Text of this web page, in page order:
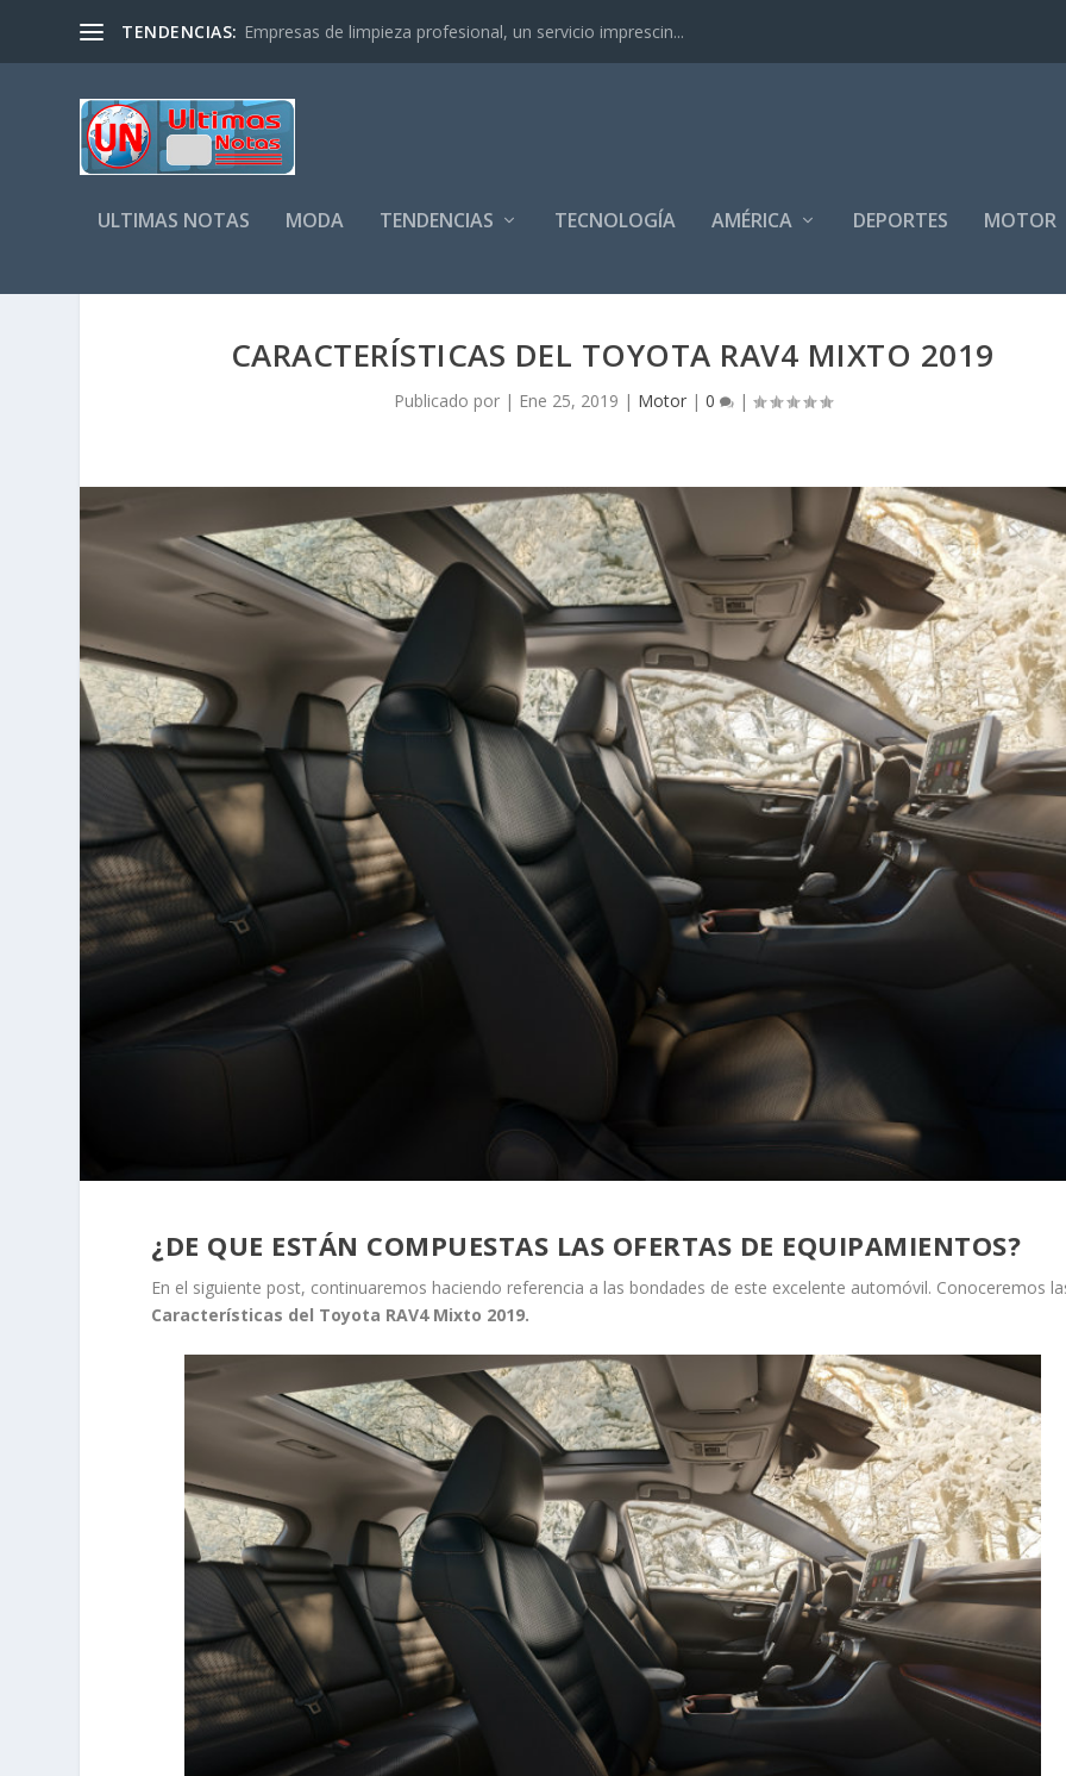
TENDENCIAS: Empresas de limpieza profesional, un servicio imprescin...
ULTIMAS NOTAS MODA TENDENCIAS TECNOLOGÍA AMÉRICA DEPORTES MOTOR
CARACTERÍSTICAS DEL TOYOTA RAV4 MIXTO 2019
Publicado por | Ene 25, 2019 | Motor| 0 |
¿DE QUE ESTÁN COMPUESTAS LAS OFERTAS DE EQUIPAMIENTOS?
En el siguiente post, continuaremos haciendo referencia a las bondades de este excelente automóvil. Conoceremos
Características del Toyota RAV4 Mixto 2019.